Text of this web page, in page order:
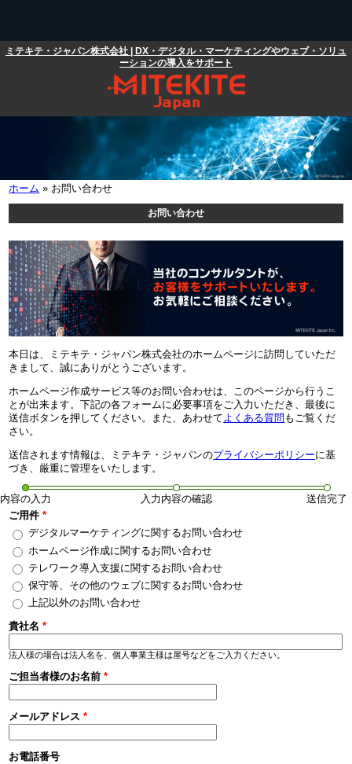
メインメニュー
ミテキテ・ジャパン株式会社 | DX・デジタル・マーケティングやウェブ・ソリュ
ーションの導入をサポート
ホーム » お問い合わせ
お問い合わせ
本日は、ミテキテ・ジャパン株式会社のホームページに訪問していただ
きまして、誠にありがとうございます。
ホームページ作成サービス等のお問い合わせは、このページから行うこ
とが出来ます。下記の各フォームに必要事項をご入力いただき、最後に
送信ボタンを押してください。また、あわせてよくある質問 もご覧くだ
さい。
送信されます情報は、ミテキテ・ジャパンのプライバシーポリシーに基
づき、厳重に管理をいたします。
内容の入力 入力内容の確認
送信完了
ご用件*
デジタルマーケティングに関するお問い合わせ
ホームページ作成に関するお問い合わせ
テレワーク導入支援に関するお問い合わせ
保守等、その他のウェブに関するお問い合わせ
上記以外のお問い合わせ
貴社名*
法人様の場合は法人名を、個人事業主様は屋号などをご入力ください。
ご担当者様のお名前*
メールアドレス*
お電話番号